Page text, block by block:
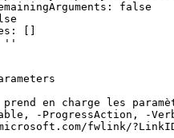
[]
''
prend en charge les
-ProgressAction, -
fwlink/